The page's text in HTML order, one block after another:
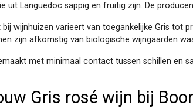
uit Languedoc sappig en fruitig zijn. De
bij wijnhuizen varieert van toegankelijke Gris
zijn afkomstig van biologische wijngaarden
met minimaal contact tussen schillen en
Gris rosé wijn bij